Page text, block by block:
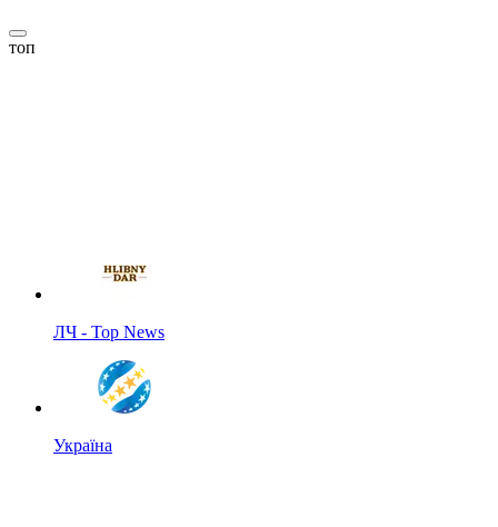
топ
ЛЧ - Top News
Україна